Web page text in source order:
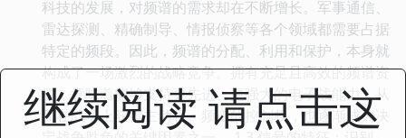
继续阅读 请点击这